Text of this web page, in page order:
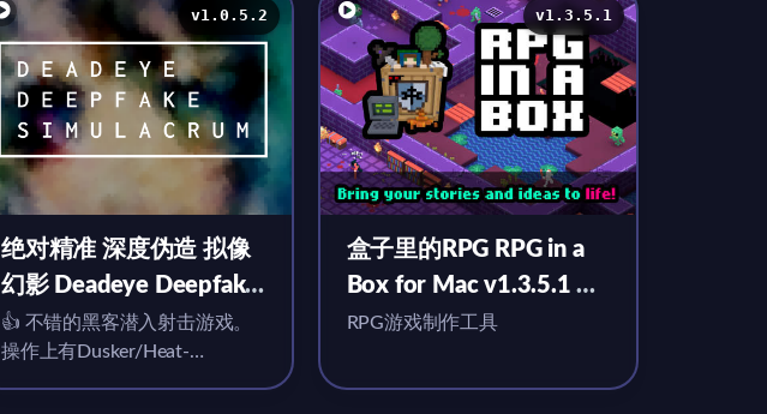
v1.0.5.2
绝对精准 深度伪造 拟像
幻影 Deadeye Deepfake
Simulacrum for Mac
v1.0.5.2 英文原生版
👍 不错的黑客潜入射击游戏。
操作上有Dusker/Heat-
v1.3.5.1
盒子里的RPG RPG in a
Box for Mac v1.3.5.1 中
文原生版
RPG游戏制作工具